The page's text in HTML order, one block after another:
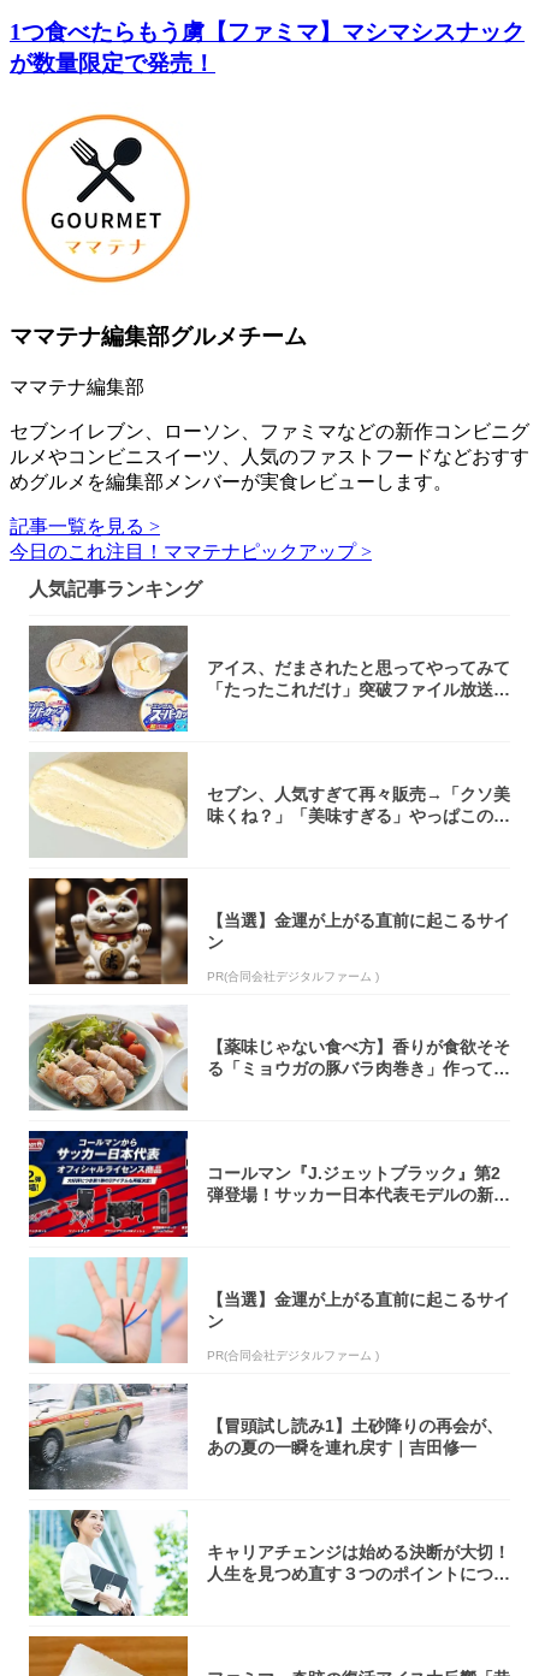
1つ食べたらもう虜【ファミマ】マシマシスナック
が数量限定で発売！
ママテナ編集部グルメチーム
ママテナ編集部
セブンイレブン、ローソン、ファミマなどの新作コンビニグ
ルメやコンビニスイーツ、人気のファストフードなどおすす
めグルメを編集部メンバーが実食レビューします。
記事一覧を見る >
今日のこれ注目！ママテナピックアップ >
人気記事ランキング
アイス、だまされたと思ってやってみて
「たったこれだけ」突破ファイル放送で
セブン、人気すぎて再々販売→「クソ美
味くね？」「美味すぎる」やっぱこのク
【当選】金運が上がる直前に起こるサイ
ン
PR(合同会社デジタルファーム )
【薬味じゃない食べ方】香りが食欲そそ
る「ミョウガの豚バラ肉巻き」作ってみ
コールマン『J.ジェットブラック』第2
弾登場！サッカー日本代表モデルの新作
【当選】金運が上がる直前に起こるサイ
ン
PR(合同会社デジタルファーム )
【冒頭試し読み1】土砂降りの再会が、
あの夏の一瞬を連れ戻す｜吉田修一
キャリアチェンジは始める決断が大切！
人生を見つめ直す３つのポイントについ